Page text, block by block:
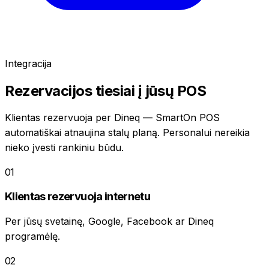
Integracija
Rezervacijos tiesiai į jūsų POS
Klientas rezervuoja per Dineq — SmartOn POS
automatiškai atnaujina stalų planą. Personalui nereikia
nieko įvesti rankiniu būdu.
01
Klientas rezervuoja internetu
Per jūsų svetainę, Google, Facebook ar Dineq
programėlę.
02